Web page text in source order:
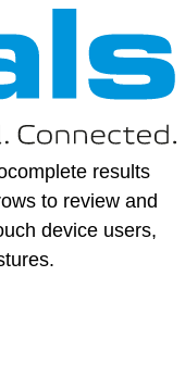
results
to review and
device users,